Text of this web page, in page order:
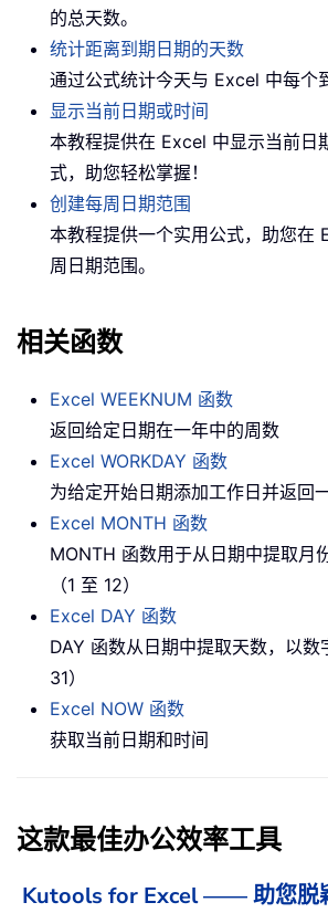
的总天数。
统计距离到期日期的天数
通过公式统计今天与 Excel 中每个
显示当前日期或时间
本教程提供在 Excel 中显示当前日
式，助您轻松掌握！
创建每周日期范围
本教程提供一个实用公式，助您在
周日期范围。
相关函数
Excel WEEKNUM 函数
返回给定日期在一年中的周数
Excel WORKDAY 函数
为给定开始日期添加工作日并返回
Excel MONTH 函数
MONTH 函数用于从日期中提取月
（1 至 12）
Excel DAY 函数
DAY 函数从日期中提取天数，以数
31）
Excel NOW 函数
获取当前日期和时间
这款最佳办公效率工具
Kutools for Excel —— 助您脱